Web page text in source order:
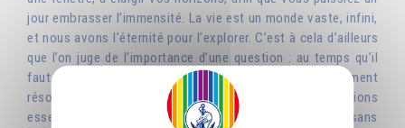
jour embrasser l’immensité. La vie est un monde vaste, infini,
et nous avons l’éternité pour l’explorer. C’est à cela d’ailleurs
que l’on juge de l’importance d’une question : au temps qu’il
faut pour en faire le tour. Une question qui est rapidement
résolue n’est pas une question essentielle. Les questions
essentielles se confondent avec la vie, et la vie est sans